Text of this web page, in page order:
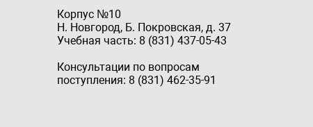
Корпус №10
Н. Новгород, Б. Покровская, д. 37
Учебная часть: 8 (831) 437-05-43
Консультации по вопросам
поступления: 8 (831) 462-35-91